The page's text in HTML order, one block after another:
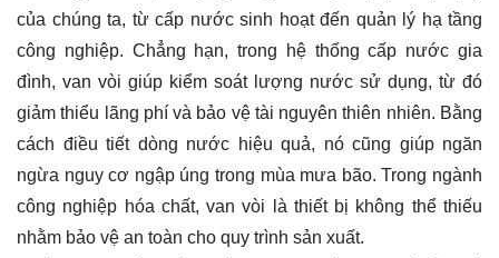
của chúng ta, từ cấp nước sinh hoạt đến quản lý hạ tầng
công nghiệp. Chẳng hạn, trong hệ thống cấp nước gia
đình, van vòi giúp kiểm soát lượng nước sử dụng, từ đó
giảm thiểu lãng phí và bảo vệ tài nguyên thiên nhiên. Bằng
cách điều tiết dòng nước hiệu quả, nó cũng giúp ngăn
ngừa nguy cơ ngập úng trong mùa mưa bão. Trong ngành
công nghiệp hóa chất, van vòi là thiết bị không thể thiếu
nhằm bảo vệ an toàn cho quy trình sản xuất.